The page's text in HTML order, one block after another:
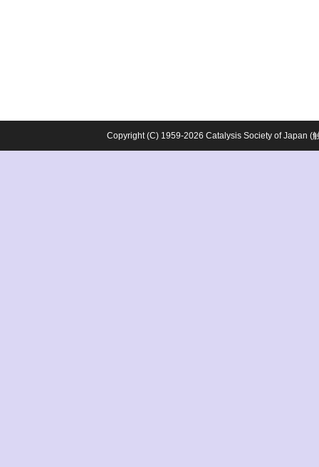
Copyright (C) 1959-2026 Catalysis Society of Japan (